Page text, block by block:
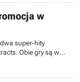
ceregieli zapraszamy
oraz
testu
serwisu Tom’s
w
super-hity
Obie gry są w